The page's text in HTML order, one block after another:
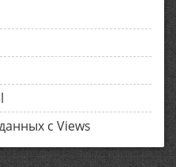
с Views